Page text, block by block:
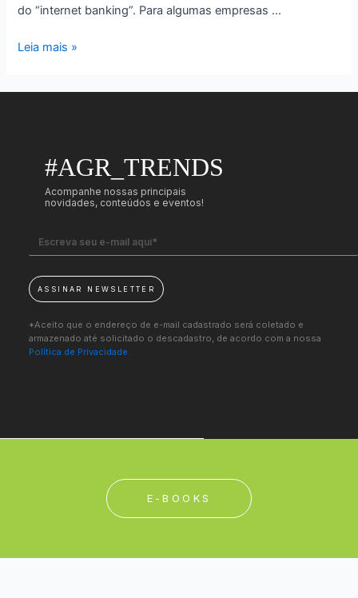
do “internet banking”. Para algumas empresas …
Leia mais »
#AGR_TRENDS
Acompanhe nossas principais
novidades, conteúdos e eventos!
ASSINAR NEWSLETTER
*Aceito que o endereço de e-mail cadastrado será coletado e
armazenado até solicitado o descadastro, de acordo com a nossa
Política de Privacidade.
E-BOOKS